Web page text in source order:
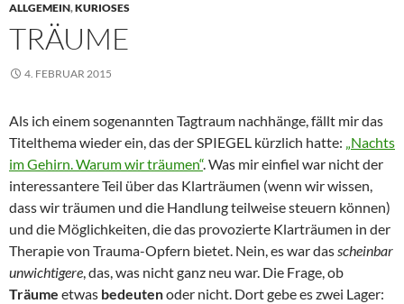
ALLGEMEIN,KURIOSES
TRÄUME
4. FEBRUAR 2015
Als ich einem sogenannten Tagtraum nachhänge, fällt mir das
Titelthema wieder ein, das der SPIEGEL kürzlich hatte: „Nachts
im Gehirn. Warum wir träumen“. Was mir einfiel war nicht der
interessantere Teil über das Klarträumen (wenn wir wissen,
dass wir träumen und die Handlung teilweise steuern können)
und die Möglichkeiten, die das provozierte Klarträumen in der
Therapie von Trauma-Opfern bietet. Nein, es war dasscheinbar
unwichtigere, das, was nicht ganz neu war. Die Frage, ob
Träume etwas bedeutenoder nicht. Dort gebe es zwei Lager: